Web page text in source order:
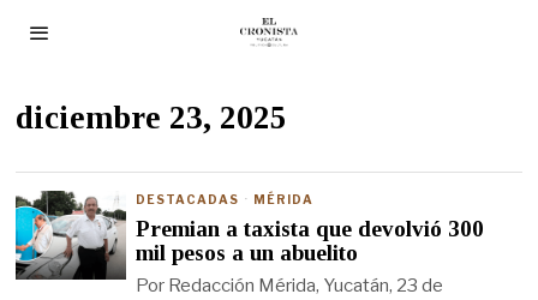
diciembre 23, 2025
DESTACADAS · MÉRIDA
Premian a taxista que devolvió 300
mil pesos a un abuelito
Por Redacción Mérida, Yucatán, 23 de